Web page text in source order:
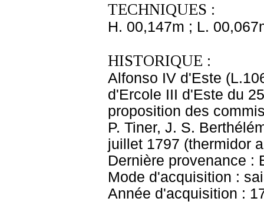
TECHNIQUES :
H. 00,147m ; L.
HISTORIQUE :
Alfonso IV d'Este
d'Ercole III d'Este du
proposition des
P. Tiner, J. S.
juillet 1797 (thermidor
Dernière provenance :
Mode d'acquisition :
Année d'acquisition :